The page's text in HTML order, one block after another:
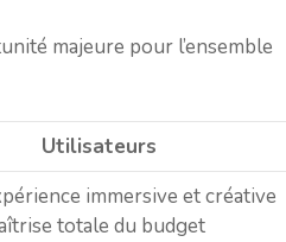
majeure pour l’ensemble
Utilisateurs
immersive et créative
totale du budget